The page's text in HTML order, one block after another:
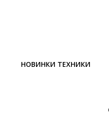
НОВИНКИ ТЕХНИКИ